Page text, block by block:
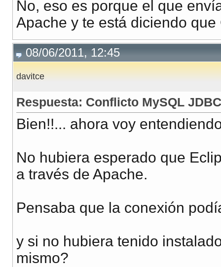
No, eso es porque el que
Apache y te está diciendo
08/06/2011, 12:45
davitce
Respuesta: Conflicto MySQL JDBC
Bien!!... ahora voy
No hubiera esperado que
a través de Apache.
Pensaba que la conexión
y si no hubiera tenido
mismo?